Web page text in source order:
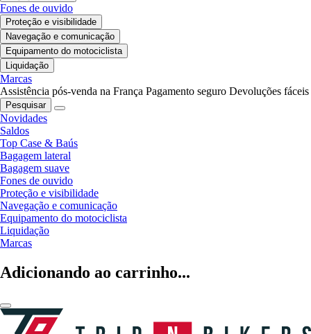
Fones de ouvido
Proteção e visibilidade
Navegação e comunicação
Equipamento do motociclista
Liquidação
Marcas
Assistência pós-venda na França Pagamento seguro Devoluções fáceis
Pesquisar
Novidades
Saldos
Top Case & Baús
Bagagem lateral
Bagagem suave
Fones de ouvido
Proteção e visibilidade
Navegação e comunicação
Equipamento do motociclista
Liquidação
Marcas
Adicionando ao carrinho...